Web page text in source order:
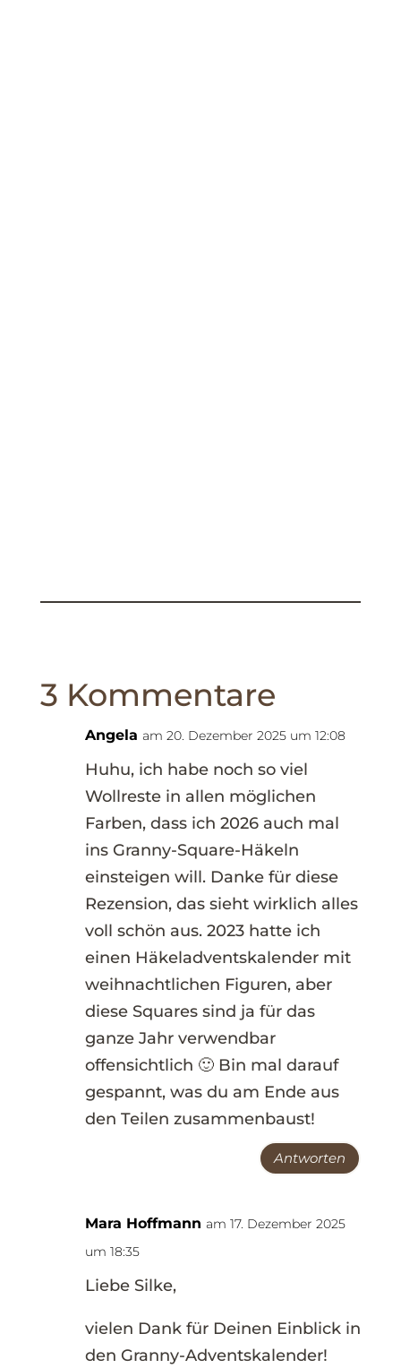
3 Kommentare
Angela am 20. Dezember 2025 um 12:08
Huhu, ich habe noch so viel
Wollreste in allen möglichen
Farben, dass ich 2026 auch mal
ins Granny-Square-Häkeln
einsteigen will. Danke für diese
Rezension, das sieht wirklich alles
voll schön aus. 2023 hatte ich
einen Häkeladventskalender mit
weihnachtlichen Figuren, aber
diese Squares sind ja für das
ganze Jahr verwendbar
offensichtlich 🙂 Bin mal darauf
gespannt, was du am Ende aus
den Teilen zusammenbaust!
Antworten
Mara Hoffmann am 17. Dezember 2025
um 18:35
Liebe Silke,
vielen Dank für Deinen Einblick in
den Granny-Adventskalender!